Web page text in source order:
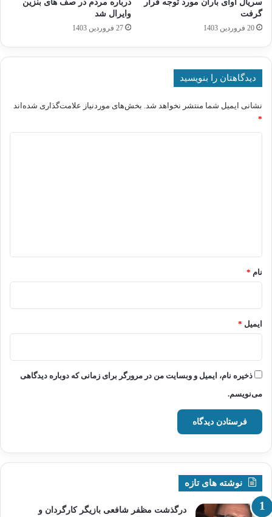
سریال آوای باران مورد توجه قرار
گرفت
20 فروردین 1403
درباره مردم در صف های بنزین
وایرال شد
27 فروردین 1403
دیدگاهتان را بنویسید
نشانی ایمیل شما منتشر نخواهد شد. بخش‌های موردنیاز علامت‌گذاری شده‌اند
*
نام *
ایمیل *
ذخیره نام، ایمیل و وبسایت من در مرورگر برای زمانی که دوباره دیدگاهی
می‌نویسم.
نوشته های تازه
درگذشت مظفر شافعی بازیگر کارگردان و